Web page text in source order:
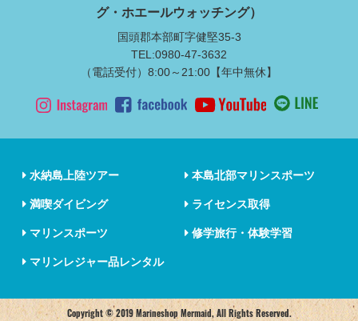
グ・ホエールウォッチング）
国頭郡本部町字健堅35-3
TEL:0980-47-3632
（電話受付）8:00～21:00【年中無休】
水納島上陸ツアー 本島北部マリンスポーツ
満喫ダイビング ライセンス取得
マリンスポーツ 修学旅行・体験学習
マリンレジャー品レンタル
Copyright © 2019 Marineshop Mermaid, All Rights Reserved.